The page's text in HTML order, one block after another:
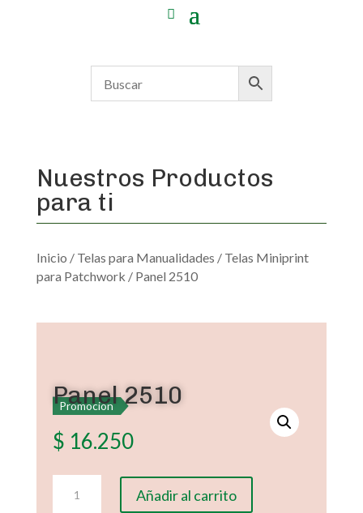
Nuestros Productos
para ti
Inicio / Telas para Manualidades / Telas Miniprint
para Patchwork / Panel 2510
Promoción
Panel 2510
$ 16.250
2510
Añadir al carrito